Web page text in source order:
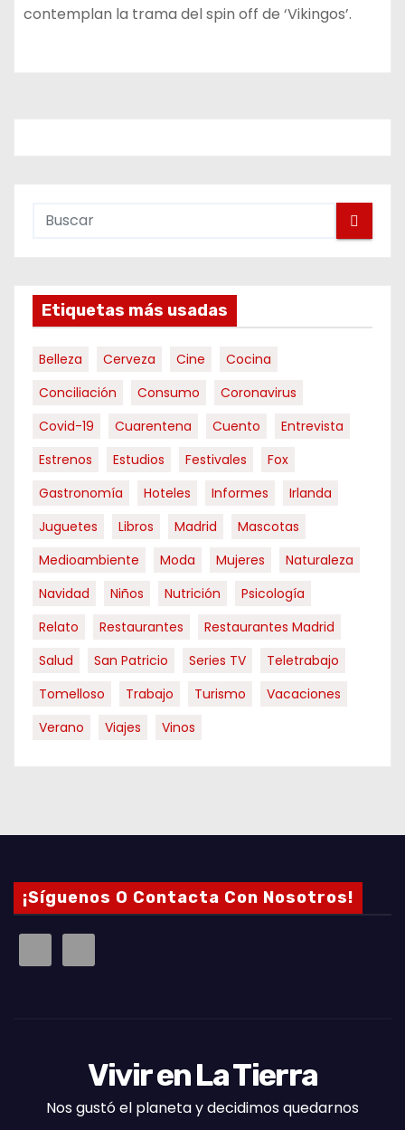
contemplan la trama del spin off de ‘Vikingos’.
Etiquetas más usadas
Belleza Cerveza Cine
Cocina
Conciliación
Consumo
Coronavirus
Covid-19
Cuarentena Cuento
Entrevista
Estrenos
Estudios Festivales
Fox
Gastronomía
Hoteles Informes
Irlanda
Juguetes
Libros Madrid
Mascotas
Medioambiente
Moda Mujeres
Naturaleza
Navidad
Niños Nutrición
Psicología
Relato
Restaurantes
Restaurantes Madrid
Salud
San Patricio Series TV
Teletrabajo
Tomelloso
Trabajo Turismo
Vacaciones
Verano
Viajes Vinos
¡Síguenos O Contacta Con Nosotros!
Vivir en La Tierra
Nos gustó el planeta y decidimos quedarnos